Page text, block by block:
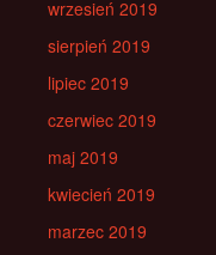
wrzesień 2019
sierpień 2019
lipiec 2019
czerwiec 2019
maj 2019
kwiecień 2019
marzec 2019